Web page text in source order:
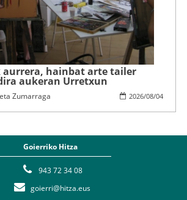
hainbat arte tailer
aukeran Urretxun
2026/08/04
Zumarraga
Goierriko Hitza
943 72 34 08
goierri@hitza.eus